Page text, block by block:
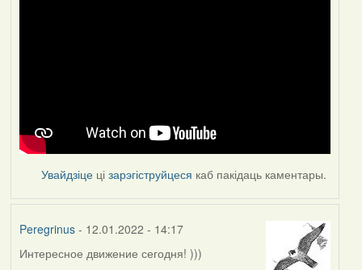
Увайдзіце цізарэгіструйцеся каб пакідаць каментары.
Peregrinus- 12.01.2022 - 14:17
Интересное движение сегодня! )))